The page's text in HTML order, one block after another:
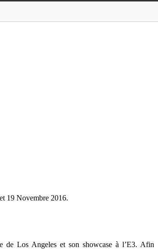
19 Novembre 2016.
de Los Angeles et son showcase à l’E3. Afin